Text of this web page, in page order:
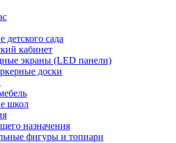
детского сада
кабинет
экраны (LED панели)
доски
школ
назначения
фигуры и топиари